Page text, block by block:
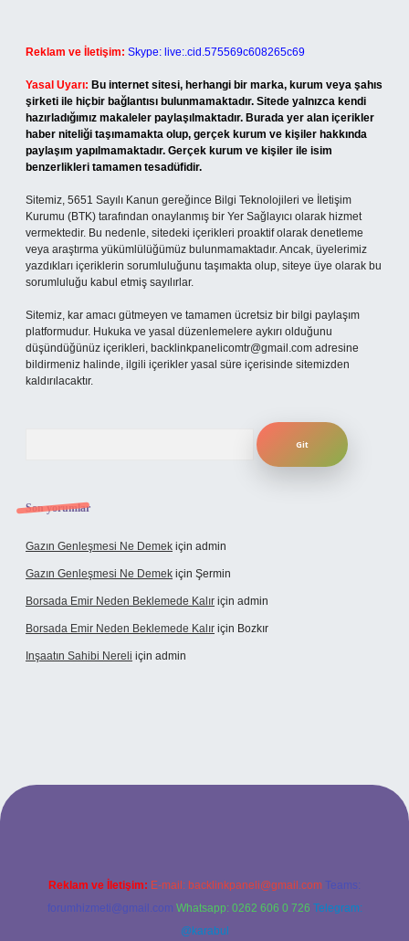
Reklam ve İletişim: Skype: live:.cid.575569c608265c69
Yasal Uyarı: Bu internet sitesi, herhangi bir marka, kurum veya şahıs
şirketi ile hiçbir bağlantısı bulunmamaktadır. Sitede yalnızca kendi
hazırladığımız makaleler paylaşılmaktadır. Burada yer alan içerikler
haber niteliği taşımamakta olup, gerçek kurum ve kişiler hakkında
paylaşım yapılmamaktadır. Gerçek kurum ve kişiler ile isim
benzerlikleri tamamen tesadüfidir.
Sitemiz, 5651 Sayılı Kanun gereğince Bilgi Teknolojileri ve İletişim
Kurumu (BTK) tarafından onaylanmış bir Yer Sağlayıcı olarak hizmet
vermektedir. Bu nedenle, sitedeki içerikleri proaktif olarak denetleme
veya araştırma yükümlülüğümüz bulunmamaktadır. Ancak, üyelerimiz
yazdıkları içeriklerin sorumluluğunu taşımakta olup, siteye üye olarak bu
sorumluluğu kabul etmiş sayılırlar.
Sitemiz, kar amacı gütmeyen ve tamamen ücretsiz bir bilgi paylaşım
platformudur. Hukuka ve yasal düzenlemelere aykırı olduğunu
düşündüğünüz içerikleri, backlinkpanelicomtr@gmail.com adresine
bildirmeniz halinde, ilgili içerikler yasal süre içerisinde sitemizden
kaldırılacaktır.
Son yorumlar
Gazın Genleşmesi Ne Demek için admin
Gazın Genleşmesi Ne Demek için Şermin
Borsada Emir Neden Beklemede Kalır için admin
Borsada Emir Neden Beklemede Kalır için Bozkır
Inşaatın Sahibi Nereli için admin
Reklam ve İletişim: E-mail: backlinkpaneli@gmail.com Teams:
forumhizmeti@gmail.com Whatsapp: 0262 606 0 726 Telegram:
@karabul